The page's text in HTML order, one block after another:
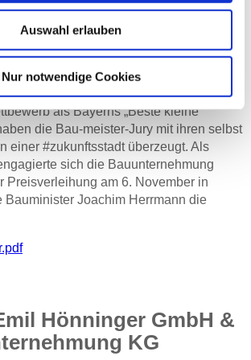
Auswahl erlauben
Nur notwendige Cookies
Oberstdorf und Gattendorf
als Bayerns „Beste kleine
die Bau-meister-Jury mit ihren selbst
einer #zukunftsstadt überzeugt. Als
sich die Bauunternehmung
Preisverleihung am 6. November in
Bauminister Joachim Herrmann die
Hönninger GmbH &
KG